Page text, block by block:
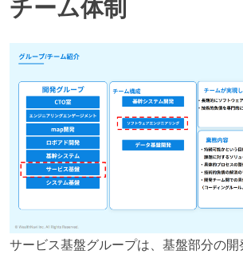
チーム体制
サービス基盤グループは、基盤部分の